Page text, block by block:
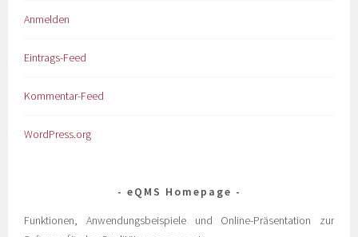
Anmelden
Eintrags-Feed
Kommentar-Feed
WordPress.org
eQMS Homepage
Funktionen, Anwendungsbeispiele und Online-Präsentation zur